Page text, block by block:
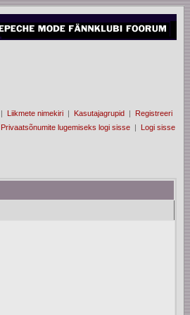
| Liikmete nimekiri | Kasutajagrupid | Registreeri
Privaatsõnumite lugemiseks logi sisse | Logi sisse